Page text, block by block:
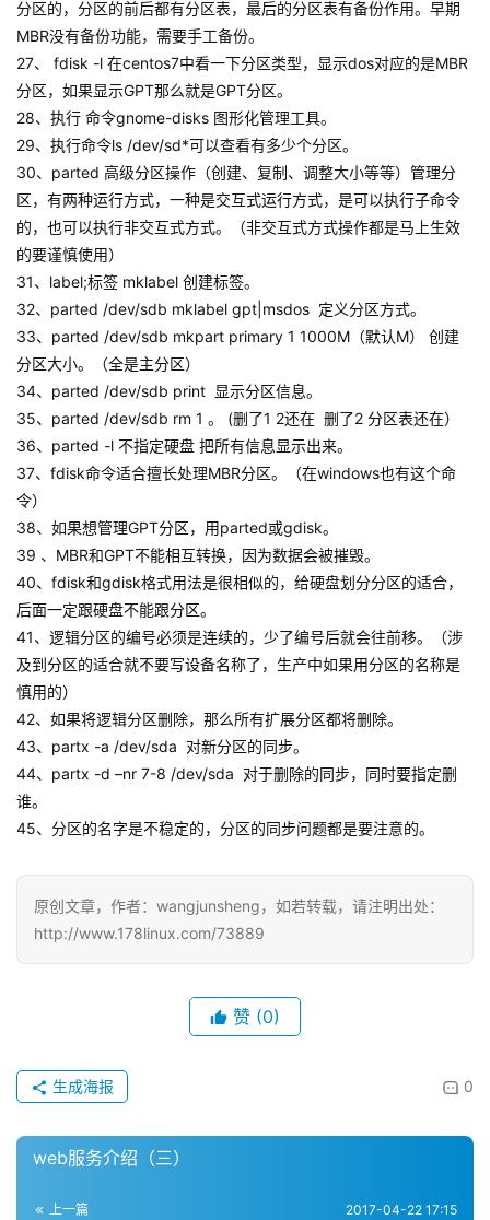
分区的，分区的前后都有分区表，最后的分区表有备份作用。早期
MBR没有备份功能，需要手工备份。
27、 fdisk -l 在centos7中看一下分区类型，显示dos对应的是MBR
分区，如果显示GPT那么就是GPT分区。
28、执行 命令gnome-disks 图形化管理工具。
29、执行命令ls /dev/sd*可以查看有多少个分区。
30、parted 高级分区操作（创建、复制、调整大小等等）管理分
区，有两种运行方式，一种是交互式运行方式，是可以执行子命令
的，也可以执行非交互式方式。（非交互式方式操作都是马上生效
的要谨慎使用）
31、label;标签 mklabel 创建标签。
32、parted /dev/sdb mklabel gpt|msdos 定义分区方式。
33、parted /dev/sdb mkpart primary 1 1000M（默认M） 创建
分区大小。（全是主分区）
34、parted /dev/sdb print 显示分区信息。
35、parted /dev/sdb rm 1 。 (删了1 2还在 删了2 分区表还在）
36、parted -l 不指定硬盘 把所有信息显示出来。
37、fdisk命令适合擅长处理MBR分区。（在windows也有这个命
令）
38、如果想管理GPT分区，用parted或gdisk。
39 、MBR和GPT不能相互转换，因为数据会被摧毁。
40、fdisk和gdisk格式用法是很相似的，给硬盘划分分区的适合，
后面一定跟硬盘不能跟分区。
41、逻辑分区的编号必须是连续的，少了编号后就会往前移。（涉
及到分区的适合就不要写设备名称了，生产中如果用分区的名称是
慎用的）
42、如果将逻辑分区删除，那么所有扩展分区都将删除。
43、partx -a /dev/sda 对新分区的同步。
44、partx -d –nr 7-8 /dev/sda 对于删除的同步，同时要指定删
谁。
45、分区的名字是不稳定的，分区的同步问题都是要注意的。
原创文章，作者：wangjunsheng，如若转载，请注明出处：
http://www.178linux.com/73889
赞 (0)
0
生成海报
web服务介绍（三）
上一篇 2017-04-22 17:15